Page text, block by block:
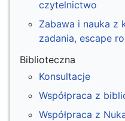
czytelnictwo
Zabawa i nauka z
zadania, escape
Biblioteczna
Konsultacje
Współpraca z
Współpraca z